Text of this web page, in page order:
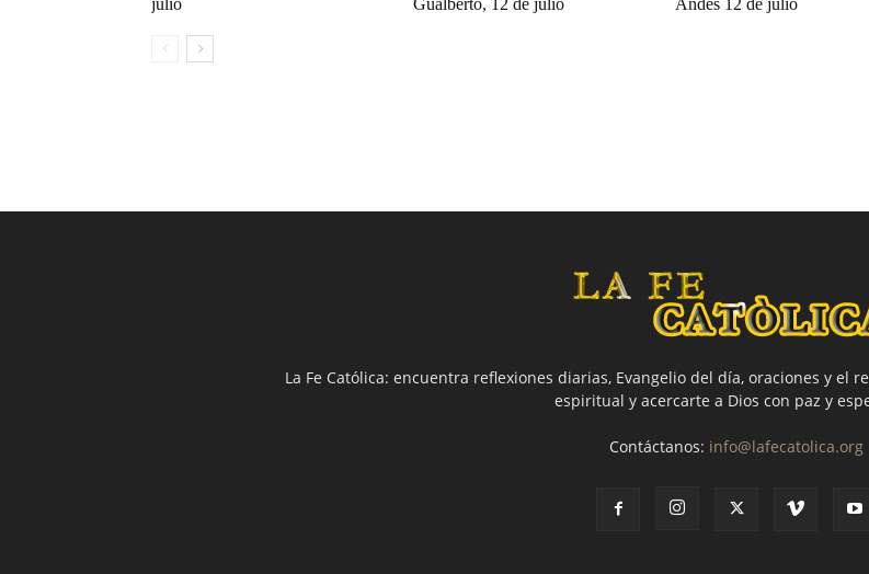
julio
Gualberto, 12 de julio
Andes 12 de julio
La Fe Católica: encuentra reflexiones diarias, Evangelio del día, oraciones y el
espiritual y acercarte a Dios con paz y
Contáctanos: info@lafecatolica.org